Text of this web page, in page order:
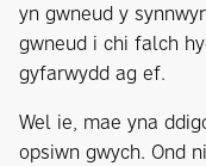
yn gwneud y
gwneud i chi falch
gyfarwydd ag ef.
Wel ie, mae yna
opsiwn gwych. Ond